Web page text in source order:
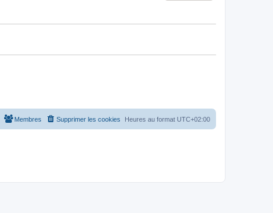
Heures au format UTC+02:00
Supprimer les cookies
Membres